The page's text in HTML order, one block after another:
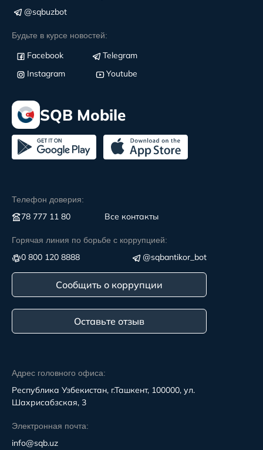
Адрес головного офиса:
Республика Узбекистан, г.Ташкент, 100000, ул.
Шахрисабзская, 3
Электронная почта:
info@sqb.uz
@sqbuzbot
Будьте в курсе новостей:
Facebook
Telegram
Instagram
Youtube
SQB Mobile
Телефон доверия:
78 777 11 80 Все контакты
Горячая линия по борьбе с коррупцией:
0 800 120 8888 @sqbantikor_bot
Сообщить о коррупции
Оставьте отзыв